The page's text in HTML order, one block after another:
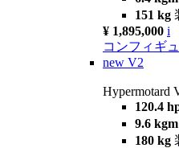
151 kg
¥ 1,895,000 i
コンフィギ
new V2
Hypermotard
120.4
9.6 kgm
180 kg